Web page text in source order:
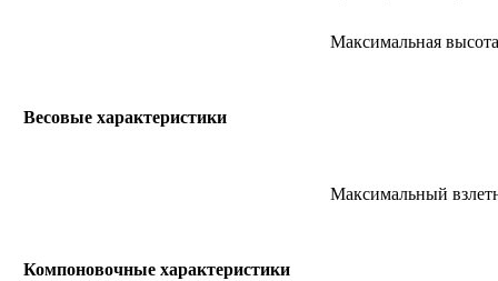
Максимальная
Весовые характеристики
Максимальный
Компоновочные характеристики